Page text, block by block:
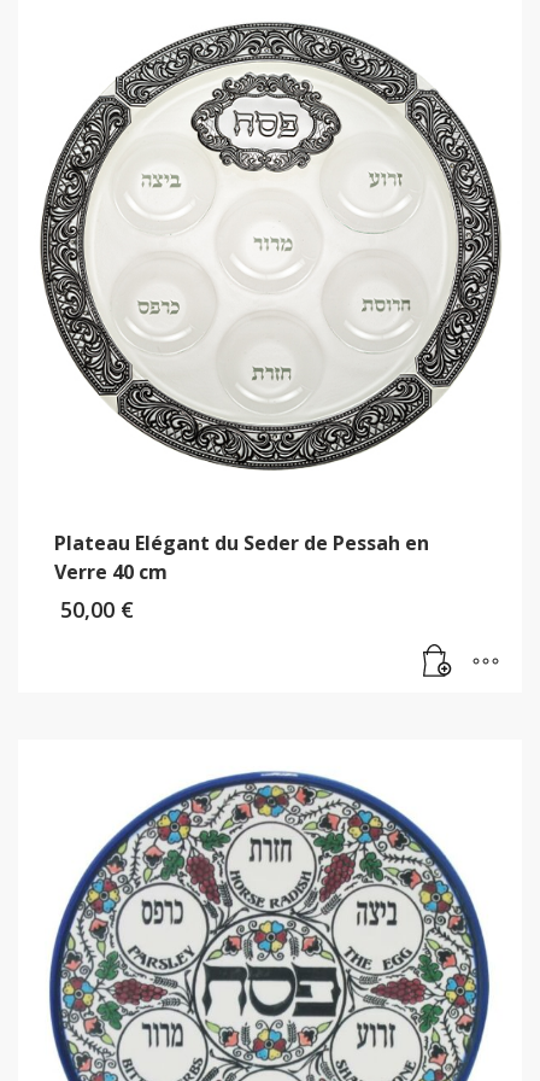
Plateau Elégant du Seder de Pessah en
Verre 40 cm
50,00 €